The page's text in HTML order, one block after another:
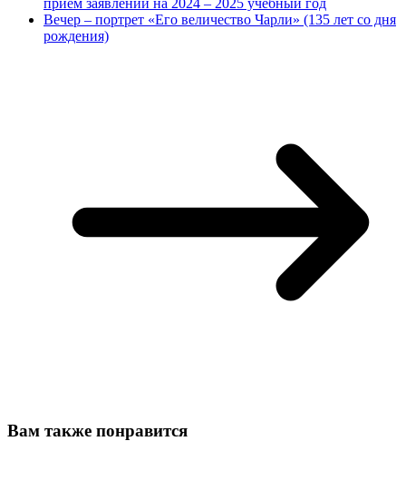
приём заявлений на 2024 – 2025 учебный год
Вечер – портрет «Его величество Чарли» (135 лет со дня
рождения)
Вам также понравится